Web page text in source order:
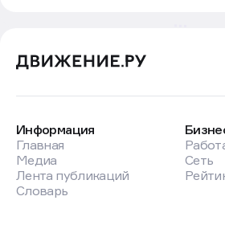
Информация
Главная
Медиа
Лента публикаций
Словарь
Сеть